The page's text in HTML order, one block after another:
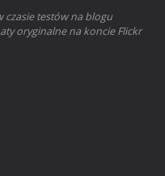
czasie testów na blogu
oryginalne na koncie Flickr